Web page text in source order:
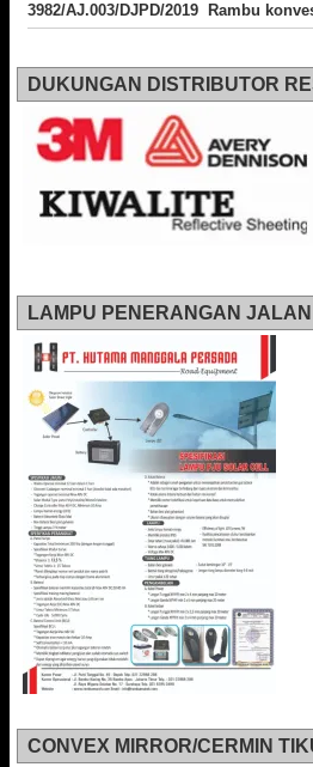
3982/AJ.003/DJPD/2019 Rambu
DUKUNGAN DISTRIBUTOR
LAMPU PENERANGAN JALAN
CONVEX MIRROR/CERMIN